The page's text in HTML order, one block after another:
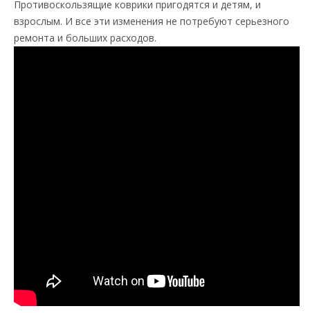
Противоскользящие коврики пригодятся и детям, и
взрослым. И все эти изменения не потребуют серьезного
ремонта и больших расходов.